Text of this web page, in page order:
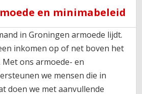
en minimabeleid
in Groningen armoede lijdt.
inkomen op of net boven het
ons armoede- en
we mensen die in
doen we met aanvullende